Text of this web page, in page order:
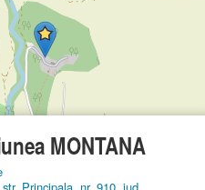
MONTANA